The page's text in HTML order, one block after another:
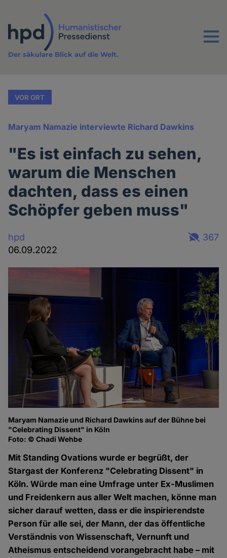
Inhalt
Menu
Der säkulare Blick auf die Welt.
VOR ORT
Maryam Namazie interviewte Richard Dawkins
"Es ist einfach zu sehen,
warum die Menschen
dachten, dass es einen
Schöpfer geben muss"
hpd
06.09.2022
367
Maryam Namazie und Richard Dawkins auf der Bühne bei
"Celebrating Dissent" in Köln
Foto: © Chadi Wehbe
Mit Standing Ovations wurde er begrüßt, der
Stargast der Konferenz "Celebrating Dissent" in
Köln. Würde man eine Umfrage unter Ex-Muslimen
und Freidenkern aus aller Welt machen, könne man
sicher darauf wetten, dass er die inspirierendste
Person für alle sei, der Mann, der das öffentliche
Verständnis von Wissenschaft, Vernunft und
Atheismus entscheidend vorangebracht habe – mit